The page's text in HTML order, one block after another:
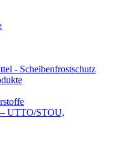
- Scheibenfrostschutz
– UTTO/STOU,